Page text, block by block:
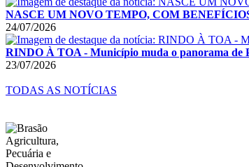
NASCE UM NOVO TEMPO, COM BENEFÍCIOS
24/07/2026
RINDO À TOA - Município muda o panorama de
23/07/2026
TODAS AS NOTÍCIAS